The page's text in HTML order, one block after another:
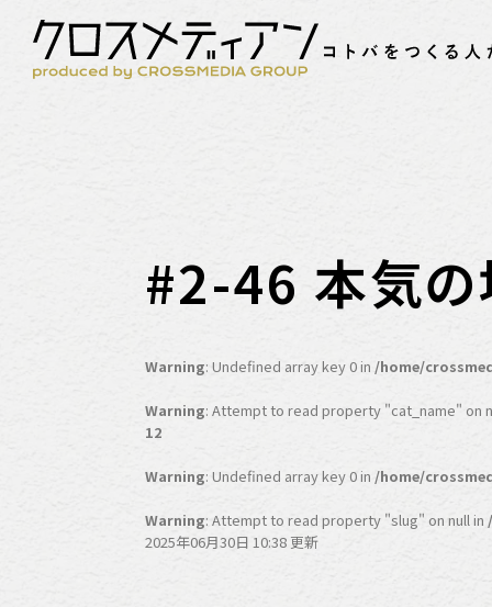
#2-46 本気
Warning: Undefined array key 0 in /home/
Warning: Attempt to read property "cat_name" on
12
Warning: Undefined array key 0 in /home/
Warning: Attempt to read property "slug" on null in
2025年06月30日 10:38 更新